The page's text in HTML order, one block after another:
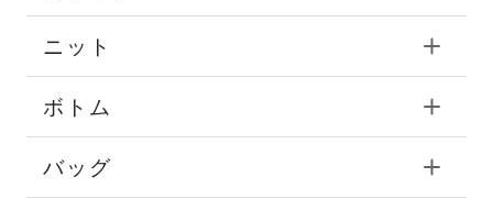
ニット
ボトム
バッグ